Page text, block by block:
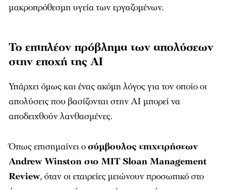
μακροπρόθεσμη υγεία των εργαζομένων.
Το επιπλέον πρόβλημα των απολύσεων
στην εποχή της AI
Υπάρχει όμως και ένας ακόμη λόγος για τον οποίο οι
απολύσεις που βασίζονται στην AI μπορεί να
αποδειχθούν λανθασμένες.
Όπως επισημαίνει οσύμβουλος επιχειρήσεων
Andrew Winston στο MIT Sloan Management
Review, όταν οι εταιρείες μειώνουν προσωπικό στο